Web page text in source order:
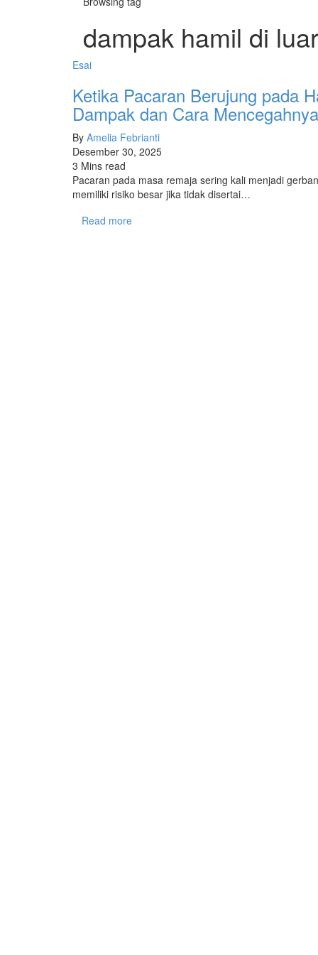
dampak hamil di
Esai
Ketika Pacaran Berujung pada
Dampak dan Cara Mencegahnya
By Amelia Febrianti
Desember 30, 2025
3 Mins read
Pacaran pada masa remaja sering kali menjadi
memiliki risiko besar jika tidak disertai…
Read more